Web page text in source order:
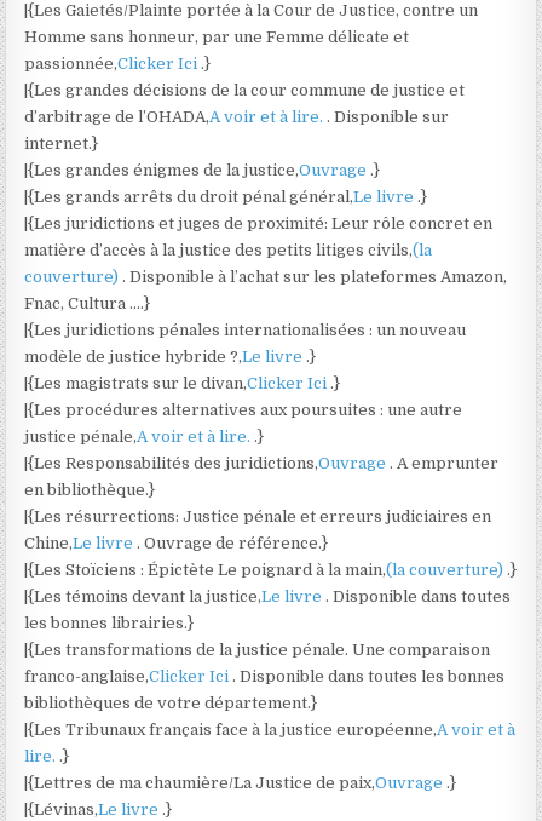
|{Les Gaietés/Plainte portée à la Cour de Justice, contre un
Homme sans honneur, par une Femme délicate et
passionnée,Clicker Ici.}
|{Les grandes décisions de la cour commune de justice et
d’arbitrage de l’OHADA,A voir et à lire.. Disponible sur
internet.}
|{Les grandes énigmes de la justice,Ouvrage.}
|{Les grands arrêts du droit pénal général,Le livre.}
|{Les juridictions et juges de proximité: Leur rôle concret en
matière d’accès à la justice des petits litiges civils,(la
couverture). Disponible à l’achat sur les plateformes Amazon,
Fnac, Cultura ….}
|{Les juridictions pénales internationalisées : un nouveau
modèle de justice hybride ?,Le livre.}
|{Les magistrats sur le divan,Clicker Ici.}
|{Les procédures alternatives aux poursuites : une autre
justice pénale,A voir et à lire..}
|{Les Responsabilités des juridictions,Ouvrage. A emprunter
en bibliothèque.}
|{Les résurrections: Justice pénale et erreurs judiciaires en
Chine,Le livre. Ouvrage de référence.}
|{Les Stoïciens : Épictète Le poignard à la main,(la couverture).}
|{Les témoins devant la justice,Le livre. Disponible dans toutes
les bonnes librairies.}
|{Les transformations de la justice pénale. Une comparaison
franco-anglaise,Clicker Ici. Disponible dans toutes les bonnes
bibliothèques de votre département.}
|{Les Tribunaux français face à la justice européenne,A voir et à
lire..}
|{Lettres de ma chaumière/La Justice de paix,Ouvrage.}
|{Lévinas,Le livre.}